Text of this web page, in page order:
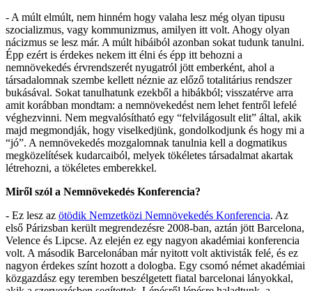
- A múlt elmúlt, nem hinném hogy valaha lesz még olyan tipusu
szocializmus, vagy kommunizmus, amilyen itt volt. Ahogy olyan
nácizmus se lesz már. A múlt hibáiból azonban sokat tudunk tanulni.
Épp ezért is érdekes nekem itt élni és épp itt behozni a
nemnövekedés érvrendszerét nyugatról jött emberként, ahol a
társadalomnak szembe kellett néznie az előző totalitárius rendszer
bukásával. Sokat tanulhatunk ezekből a hibákból; visszatérve arra
amit korábban mondtam: a nemnövekedést nem lehet fentről lefelé
véghezvinni. Nem megvalósítható egy “felvilágosult elit” által, akik
majd megmondják, hogy viselkedjünk, gondolkodjunk és hogy mi a
“jó”. A nemnövekedés mozgalomnak tanulnia kell a dogmatikus
megközelítések kudarcaiból, melyek tökéletes társadalmat akartak
létrehozni, a tökéletes emberekkel.
Miről szól a Nemnövekedés Konferencia?
- Ez lesz az ötödik Nemzetközi Nemnövekedés Konferencia. Az
első Párizsban került megrendezésre 2008-ban, aztán jött Barcelona,
Velence és Lipcse. Az elején ez egy nagyon akadémiai konferencia
volt. A második Barcelonában már nyitott volt aktivisták felé, és ez
nagyon érdekes színt hozott a dologba. Egy csomó német akadémiai
közgazdász egy teremben beszélgetett fiatal barcelonai lányokkal,